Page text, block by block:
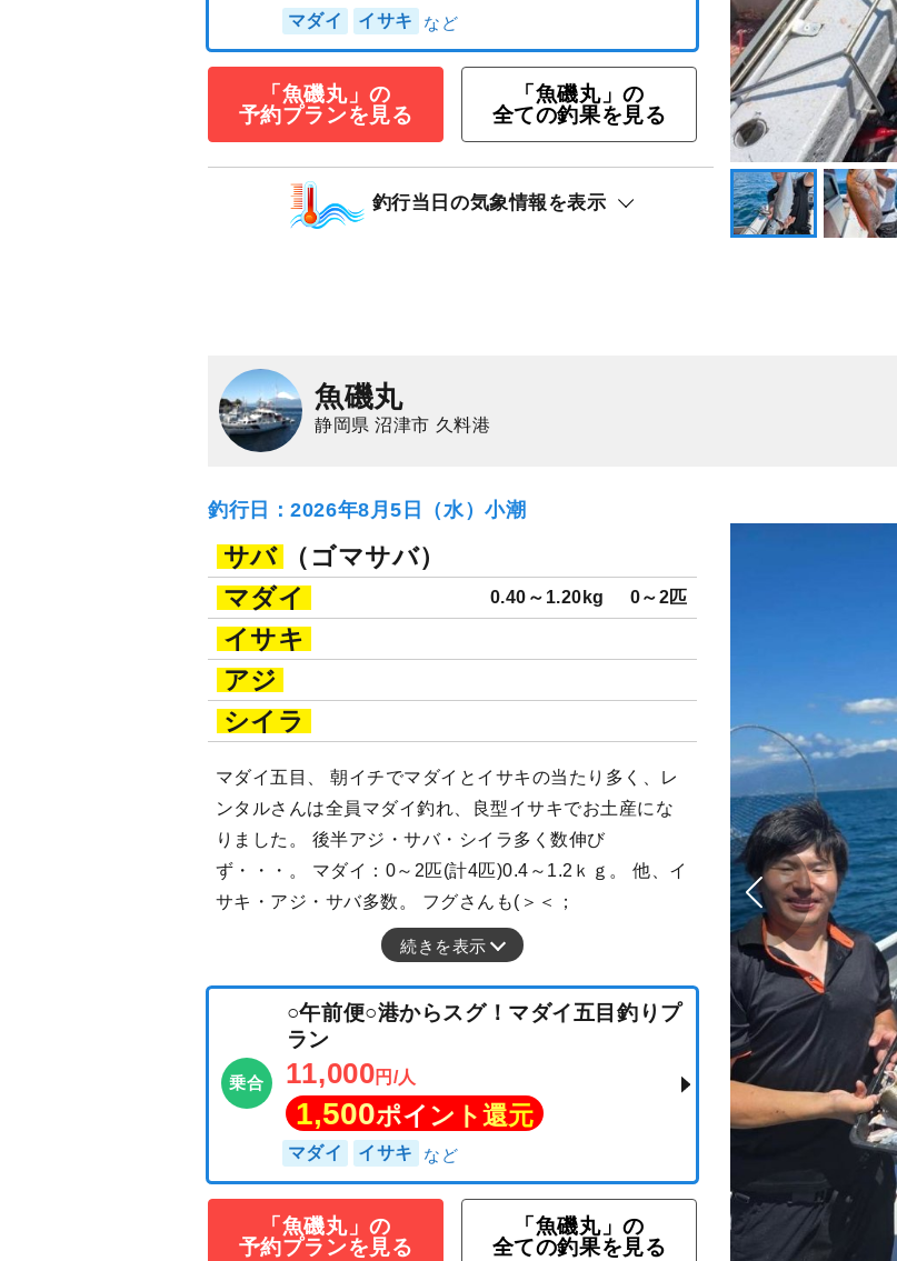
ラン
11,000円/人
1,500 ポイント還元
マダイ イサキ
「魚磯丸」の
予約プランを見る
「魚磯丸」の
全ての釣果を見る
釣行当日の気象情報を表示
魚磯丸
静岡県 沼津市 久料港
釣行日：2026年8月5日（水）小潮
サバ
（ゴマサバ）
マダイ
0.40～1.20kg 0～2匹
イサキ
アジ
シイラ
マダイ五目、 朝イチでマダイとイサキの当たり多く、レ
ンタルさんは全員マダイ釣れ、良型イサキでお土産にな
りました。 後半アジ・サバ・シイラ多く数伸び
ず・・・。 マダイ：0～2匹(計4匹)0.4～1.2ｋｇ。 他、イ
サキ・アジ・サバ多数。 フグさんも(＞＜；
続きを表示
○午前便○港からスグ！マダイ五目釣りプ
ラン
「魚磯丸」の
予約プランを見る
「魚磯丸」の
全ての釣果を見る